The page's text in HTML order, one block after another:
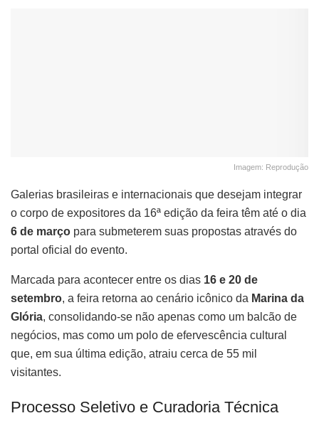
Imagem: Reprodução
Galerias brasileiras e internacionais que desejam integrar
o corpo de expositores da 16ª edição da feira têm até o dia
6 de março para submeterem suas propostas através do
portal oficial do evento.
Marcada para acontecer entre os dias 16 e 20 de
setembro, a feira retorna ao cenário icônico da Marina da
Glória, consolidando-se não apenas como um balcão de
negócios, mas como um polo de efervescência cultural
que, em sua última edição, atraiu cerca de 55 mil
visitantes.
Processo Seletivo e Curadoria Técnica